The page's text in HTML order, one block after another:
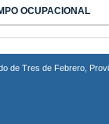
OCUPACIONAL
de Tres de Febrero,